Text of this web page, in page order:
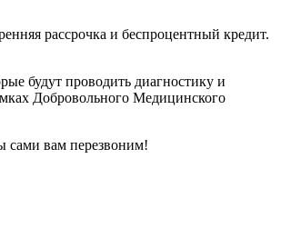
рассрочка и беспроцентный кредит.
будут проводить диагностику и
Добровольного Медицинского
сами вам перезвоним!